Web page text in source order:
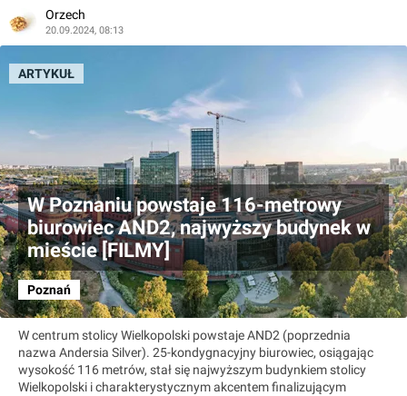
Orzech
20.09.2024, 08:13
W Poznaniu powstaje 116-metrowy
biurowiec AND2, najwyższy budynek w
mieście [FILMY]
Poznań
ARTYKUŁ
W centrum stolicy Wielkopolski powstaje AND2 (poprzednia
nazwa Andersia Silver). 25-kondygnacyjny biurowiec, osiągając
wysokość 116 metrów, stał się najwyższym budynkiem stolicy
Wielkopolski i charakterystycznym akcentem finalizującym